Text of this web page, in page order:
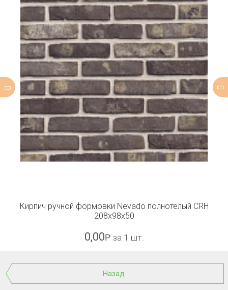
Кирпич ручной формовки Nevado полнотелый CRH
208x98x50
0,00Р за 1 шт.
Назад